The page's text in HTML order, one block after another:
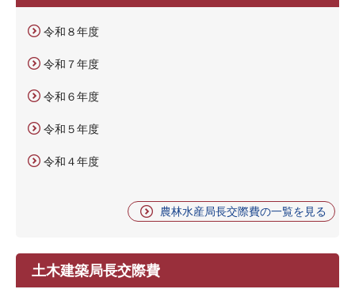
令和８年度
令和７年度
令和６年度
令和５年度
令和４年度
農林水産局長交際費の一覧を見る
土木建築局長交際費